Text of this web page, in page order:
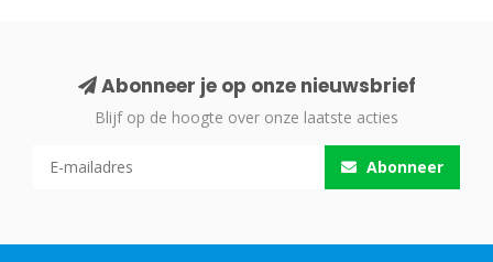
Abonneer je op onze nieuwsbrief
Blijf op de hoogte over onze laatste acties
Abonneer